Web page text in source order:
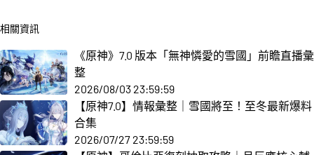
相關資訊
《原神》7.0 版本「無神憐愛的雪國」前瞻直播彙
整
2026/08/03 23:59:59
【原神7.0】情報彙整｜雪國將至！至冬最新爆料
合集
2026/07/27 23:59:59